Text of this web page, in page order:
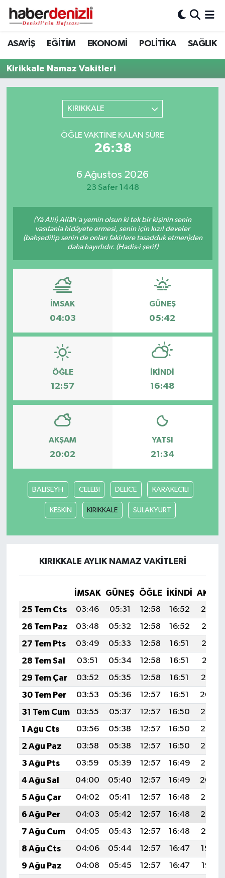
ASAYİŞ EĞİTİM EKONOMİ POLİTİKA SAĞLIK
Kirikkale Namaz Vakitleri
KIRIKKALE
ÖĞLE VAKTINE KALAN SÜRE
26:38
6 Ağustos 2026
23 Safer 1448
(Yâ Ali!) Allâh'a yemin olsun ki tek bir kişinin senin
vasıtanla hidâyete ermesi, senin için kızıl develer
(bahşedilip senin de onları fakirlere tasadduk etmen)den
daha hayırlıdır. (Hadis-i şerif)
İMSAK
04:03
GÜNEŞ
05:42
ÖĞLE
12:57
İKINDI
16:48
AKŞAM
20:02
YATSI
21:34
BALISEYH CELEBI DELICE KARAKECILI
KESKİN KIRIKKALE SULAKYURT
KIRIKKALE AYLIK NAMAZ VAKITLERI
İMSAK GÜNEŞ ÖĞLE İKINDI
25 Tem Cts
03:46 05:31 12:58 16:52
20:14
26 Tem Paz
03:48 05:32 12:58 16:52
20:13
27 Tem Pts
03:49 05:33 12:58 16:51
20:12
28 Tem Sal
03:51 05:34 12:58 16:51
20:11
29 Tem Çar
03:52 05:35 12:58 16:51
20:10
30 Tem Per
03:53 05:36 12:57 16:51
20:09
31 Tem Cum
03:55 05:37 12:57 16:50
20:08
1 Ağu Cts
03:56 05:38 12:57 16:50
20:07
2 Ağu Paz
03:58 05:38 12:57 16:50
20:06
3 Ağu Pts
03:59 05:39 12:57 16:49
20:05
4 Ağu Sal
04:00 05:40 12:57 16:49
20:04
5 Ağu Çar
04:02 05:41 12:57 16:48
20:03
6 Ağu Per
04:03 05:42 12:57 16:48
20:02
7 Ağu Cum
04:05 05:43 12:57 16:48
20:01
8 Ağu Cts
04:06 05:44 12:57 16:47
19:59
9 Ağu Paz
04:08 05:45 12:57 16:47
19:58
Denizli Nöbetçi Eczaneler
Denizli Hava Durumu
Denizli Trafik Yoğunluk Haritası
Tüm Manşetler